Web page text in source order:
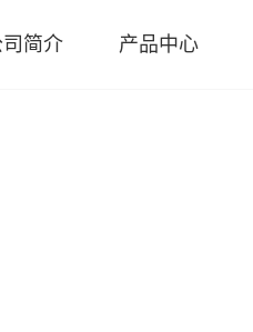
简介 产品中心